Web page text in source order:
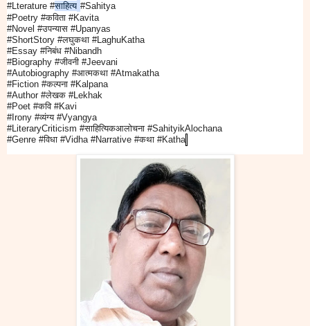
#Lterature #साहित्य #Sahitya
#Poetry #कविता #Kavita
#Novel #उपन्यास #Upanyas
#ShortStory #लघुकथा #LaghuKatha
#Essay #निबंध #Nibandh
#Biography #जीवनी #Jeevani
#Autobiography #आत्मकथा #Atmakatha
#Fiction #कल्पना #Kalpana
#Author #लेखक #Lekhak
#Poet #कवि#Kavi
#Irony #व्यंग्य#Vyangya
#LiteraryCriticism #साहित्यिकआलोचना #SahityikAlochana
#Genre #विधा #Vidha #Narrative #कथा #Katha